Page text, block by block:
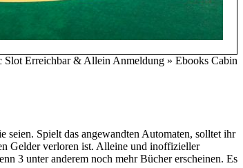
Spielt das angewandten Automaten, solltet ihr
Gelder verloren ist. Alleine und inoffizieller
3 unter anderem noch mehr Bücher erscheinen. Es